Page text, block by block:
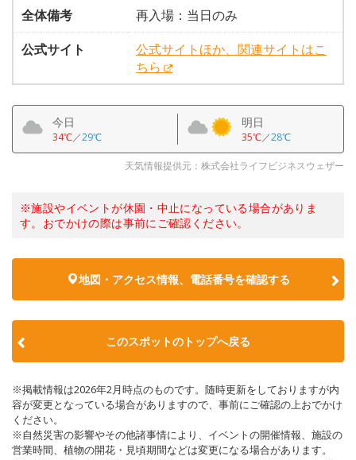
全体備考
再入場：当日のみ
公式サイト
公式サイトほか、関連サイトはこ
ちら
今日
34℃／29℃
明日
35℃／28℃
天気情報提供元：株式会社ライフビジネスウェザー
※施設やイベントが休園・中止になっている場合がありま
す。おでかけの際は事前にご確認ください。
地図・アクセス情報、電話番号を確認する
このスポットのトップへ戻る
※掲載情報は2026年2月時点のものです。随時更新をしておりますが内
容が変更となっている場合がありますので、事前にご確認の上おでかけ
ください。
※自然災害の影響やその他諸事情により、イベントの開催情報、施設の
営業時間、植物の開花・見頃期間などは変更になる場合があります。